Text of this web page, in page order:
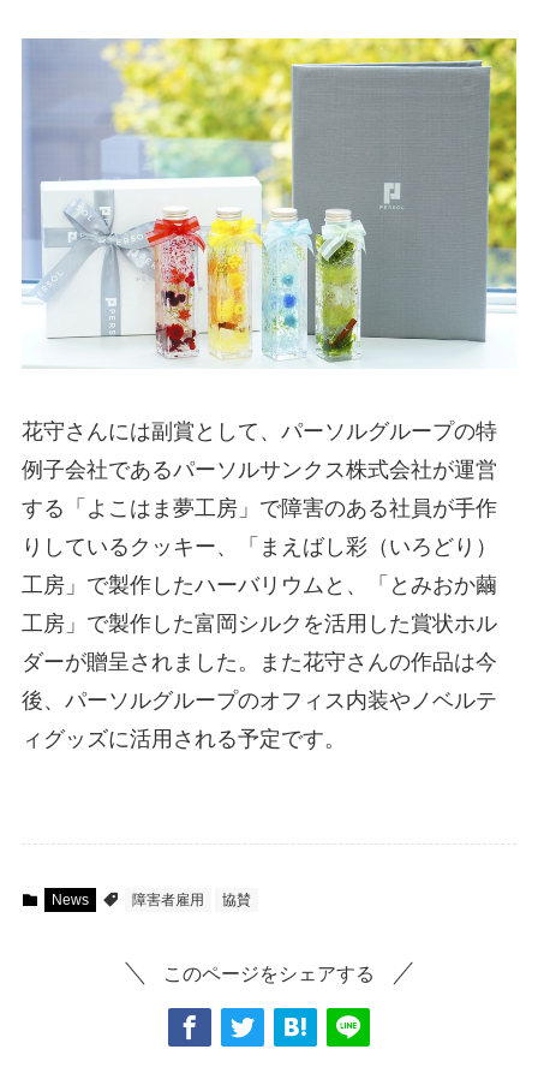
花守さんには副賞として、パーソルグループの特
例子会社であるパーソルサンクス株式会社が運営
する「よこはま夢工房」で障害のある社員が手作
りしているクッキー、「まえばし彩（いろどり）
工房」で製作したハーバリウムと、「とみおか繭
工房」で製作した富岡シルクを活用した賞状ホル
ダーが贈呈されました。また花守さんの作品は今
後、パーソルグループのオフィス内装やノベルテ
ィグッズに活用される予定です。
News 障害者雇用 協賛
このページをシェアする